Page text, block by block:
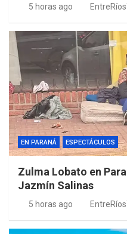
5 horas ago
EN PARANÁ ESPECTÁCULOS
Zulma Lobato en
Jazmín Salinas
5 horas ago